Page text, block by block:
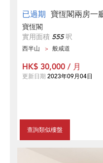
已過期 寶恆閣兩房一
寶恆閣
實用面積 555呎
西半山 般咸道
查詢類似樓盤
HK$ 30,000 / 月
更新日期 2023年09月04日